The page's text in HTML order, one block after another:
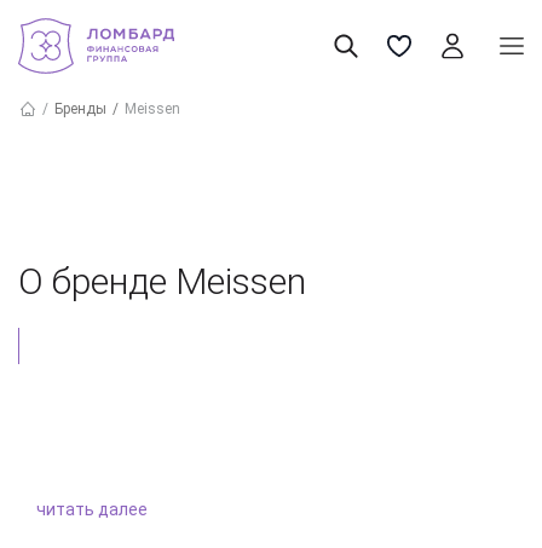
Бренды Meissen
О бренде Meissen
читать далее